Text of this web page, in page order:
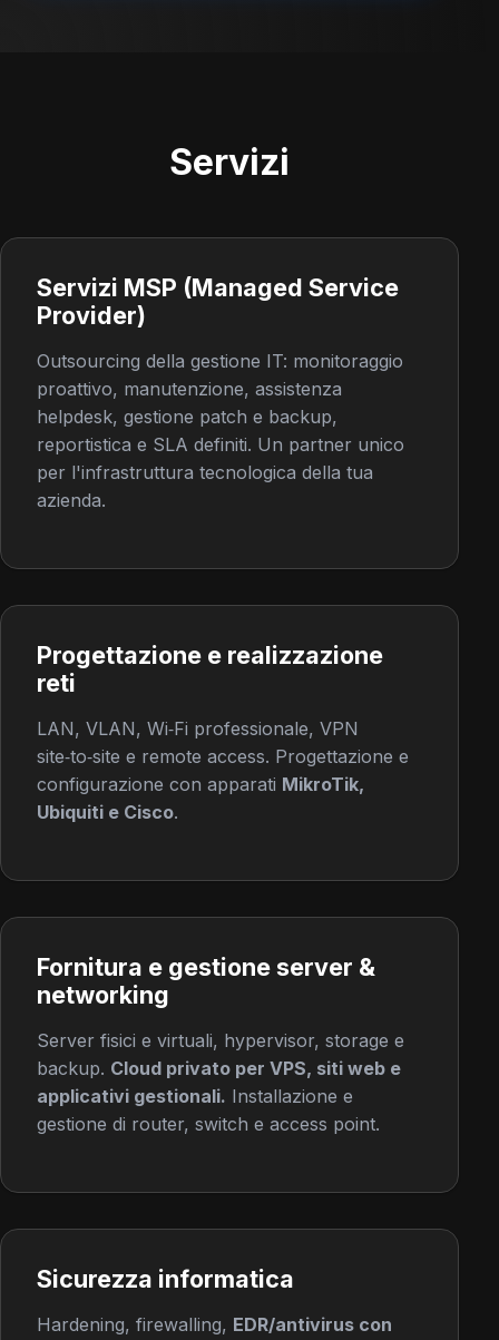
Servizi
Servizi MSP (Managed Service
Provider)
Outsourcing della gestione IT: monitoraggio
proattivo, manutenzione, assistenza
helpdesk, gestione patch e backup,
reportistica e SLA definiti. Un partner unico
per l'infrastruttura tecnologica della tua
azienda.
Progettazione e realizzazione
reti
LAN, VLAN, Wi‑Fi professionale, VPN
site‑to‑site e remote access. Progettazione e
configurazione con apparati MikroTik,
Ubiquiti e Cisco.
Fornitura e gestione server &
networking
Server fisici e virtuali, hypervisor, storage e
backup. Cloud privato per VPS, siti web e
applicativi gestionali. Installazione e
gestione di router, switch e access point.
Sicurezza informatica
Hardening, firewalling, EDR/antivirus con